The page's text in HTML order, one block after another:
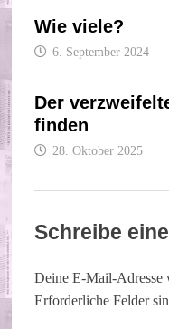
Wie viele?
6. September 2024
Der
finden
28. Oktober 2025
Schreibe
Deine E-Mail-
Erforderliche Felder